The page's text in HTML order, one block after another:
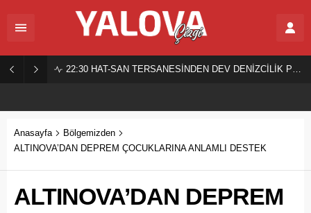
22:30 HAT-SAN TERSANESİNDEN DEV DENİZCİLİK PROJESİ!
Anasayfa
Bölgemizden
ALTINOVA’DAN DEPREM ÇOCUKLARINA ANLAMLI DESTEK
ALTINOVA’DAN DEPREM